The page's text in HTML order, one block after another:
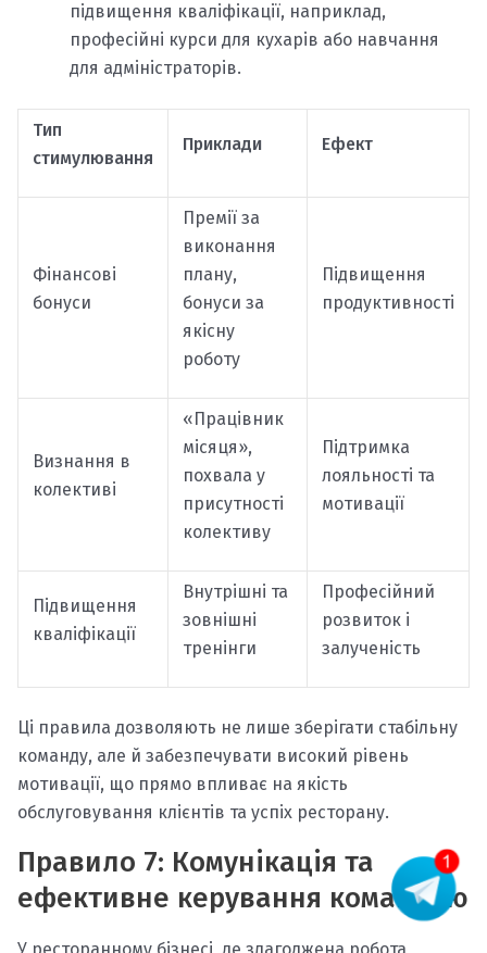
підвищення кваліфікації, наприклад,
професійні курси для кухарів або навчання
для адміністраторів.
Тип
стимулювання
Приклади Ефект
Фінансові
бонуси
Премії за
виконання
плану,
бонуси за
якісну
роботу
Підвищення
продуктивності
Визнання в
колективі
«Працівник
місяця»,
похвала у
присутності
колективу
Підтримка
лояльності та
мотивації
Підвищення
кваліфікації
Внутрішні та
зовнішні
тренінги
Професійний
розвиток і
залученість
Ці правила дозволяють не лише зберігати стабільну
команду, але й забезпечувати високий рівень
мотивації, що прямо впливає на якість
обслуговування клієнтів та успіх ресторану.
Правило 7: Комунікація та
ефективне керування командою